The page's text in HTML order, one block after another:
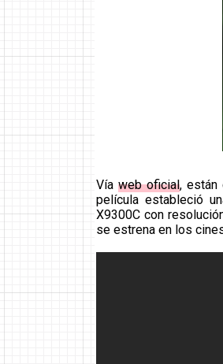
Vía web oficial, están
película estableció
X9300C con
se estrena en los